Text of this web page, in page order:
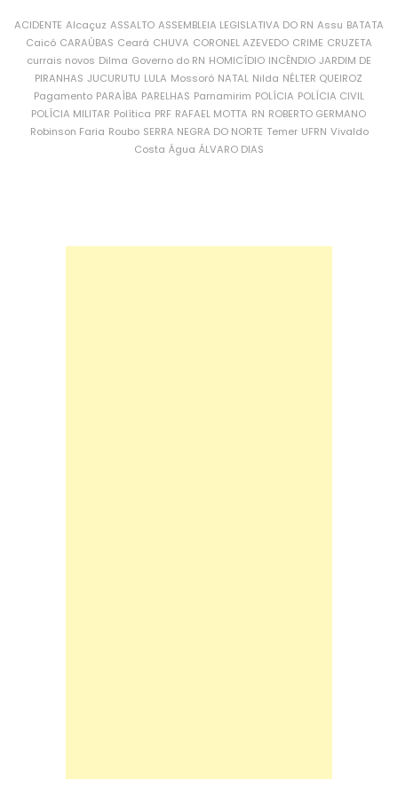
ACIDENTE Alcaçuz ASSALTO ASSEMBLEIA LEGISLATIVA DO RN Assu BATATA
Caicó CARAÚBAS Ceará CHUVA CORONEL AZEVEDO CRIME CRUZETA
currais novos Dilma Governo do RN HOMICÍDIO INCÊNDIO JARDIM DE
PIRANHAS JUCURUTU LULA Mossoró NATAL Nilda NÉLTER QUEIROZ
Pagamento PARAÍBA PARELHAS Parnamirim POLÍCIA POLÍCIA CIVIL
POLÍCIA MILITAR Política PRF RAFAEL MOTTA RN ROBERTO GERMANO
Robinson Faria Roubo SERRA NEGRA DO NORTE Temer UFRN Vivaldo
Costa Água ÁLVARO DIAS